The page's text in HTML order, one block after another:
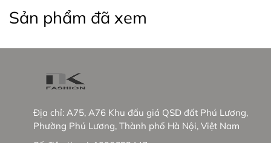
+ Phát triển thêm dòng hàng cao cấp tại trường
#thoitrangnu #UNFashion #somicongso #aosomi
#somicoctay #sominutrang #sominungantay
#sominucongso #aosomivaihanquoc
Sản phẩm đã xem
Địa chỉ: A75, A76 Khu đấu giá QSD đất Phú Lương,
Phường Phú Lương, Thành phố Hà Nội, Việt Nam